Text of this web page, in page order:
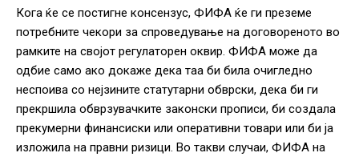
Кога ќе се постигне консензус, ФИФА ќе ги преземе
потребните чекори за спроведување на договореното во
рамките на својот регулаторен оквир. ФИФА може да
одбие само ако докаже дека таа би била очигледно
неспоива со нејзините статутарни обврски, дека би ги
прекршила обврзувачките законски прописи, би создала
прекумерни финансиски или оперативни товари или би ја
изложила на правни ризици. Во такви случаи, ФИФА на